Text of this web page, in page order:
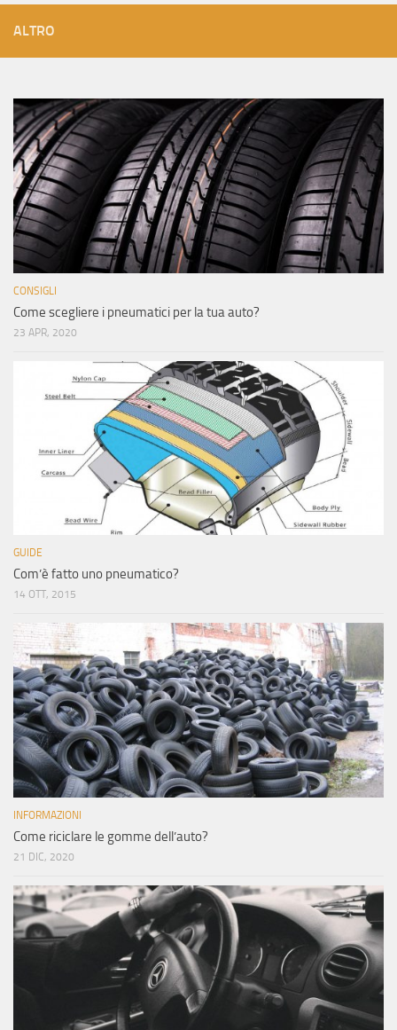
ALTRO
CONSIGLI
Come scegliere i pneumatici per la tua auto?
23 APR, 2020
GUIDE
Com’è fatto uno pneumatico?
14 OTT, 2015
INFORMAZIONI
Come riciclare le gomme dell’auto?
21 DIC, 2020